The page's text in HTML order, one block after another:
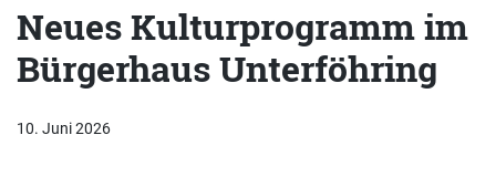
Neues Kulturprogramm im
Bürgerhaus Unterföhring
10. Juni 2026